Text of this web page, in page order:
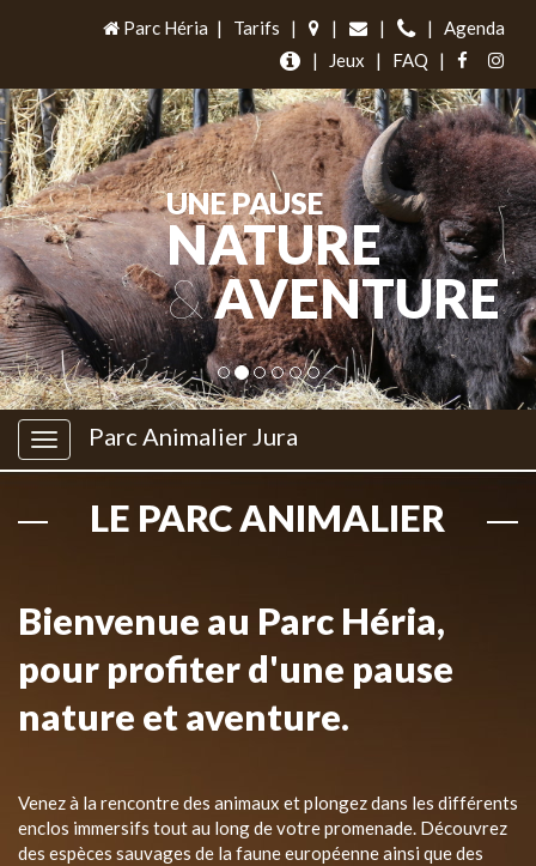
Parc Héria | Tarifs | | | |
Agenda
|
Jeux | FAQ |
UNE PAUSE
NATURE
&AVENTURE
Parc Animalier Jura
LE PARC ANIMALIER
Bienvenue au Parc Héria,
pour profiter d'une pause
nature et aventure.
Venez à la rencontre des animaux et plongez dans les différents
enclos immersifs tout au long de votre promenade. Découvrez
des espèces sauvages de la faune européenne ainsi que des